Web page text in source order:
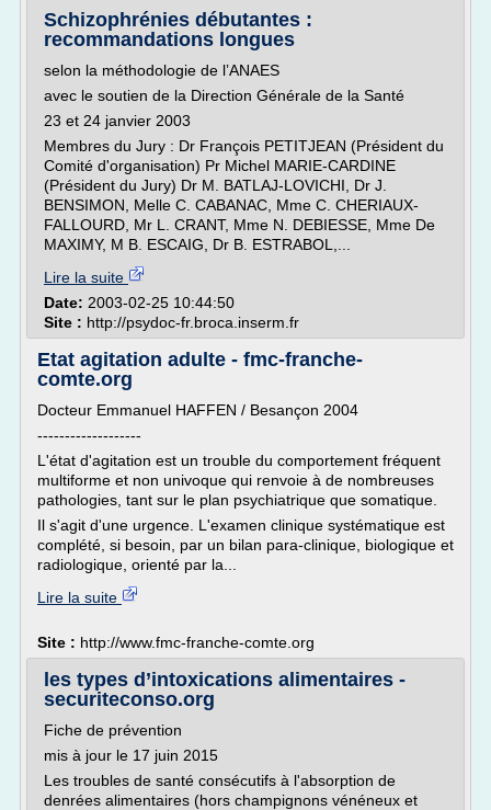
Schizophrénies débutantes :
recommandations longues
selon la méthodologie de l’ANAES
avec le soutien de la Direction Générale de la Santé
23 et 24 janvier 2003
Membres du Jury : Dr François PETITJEAN (Président du
Comité d'organisation) Pr Michel MARIE-CARDINE
(Président du Jury) Dr M. BATLAJ-LOVICHI, Dr J.
BENSIMON, Melle C. CABANAC, Mme C. CHERIAUX-
FALLOURD, Mr L. CRANT, Mme N. DEBIESSE, Mme De
MAXIMY, M B. ESCAIG, Dr B. ESTRABOL,...
Lire la suite
Date: 2003-02-25 10:44:50
Site : http://psydoc-fr.broca.inserm.fr
Etat agitation adulte - fmc-franche-
comte.org
Docteur Emmanuel HAFFEN / Besançon 2004
-------------------
L'état d'agitation est un trouble du comportement fréquent
multiforme et non univoque qui renvoie à de nombreuses
pathologies, tant sur le plan psychiatrique que somatique.
Il s'agit d'une urgence. L'examen clinique systématique est
complété, si besoin, par un bilan para-clinique, biologique et
radiologique, orienté par la...
Lire la suite
Site : http://www.fmc-franche-comte.org
les types d’intoxications alimentaires -
securiteconso.org
Fiche de prévention
mis à jour le 17 juin 2015
Les troubles de santé consécutifs à l'absorption de
denrées alimentaires (hors champignons vénéneux et